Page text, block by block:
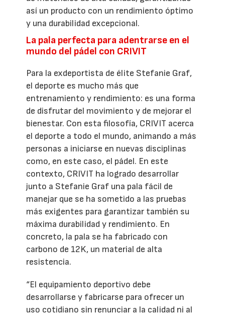
así un producto con un rendimiento óptimo
y una durabilidad excepcional.
La pala perfecta para adentrarse en el
mundo del pádel con CRIVIT
Para la exdeportista de élite Stefanie Graf,
el deporte es mucho más que
entrenamiento y rendimiento: es una forma
de disfrutar del movimiento y de mejorar el
bienestar. Con esta filosofía, CRIVIT acerca
el deporte a todo el mundo, animando a más
personas a iniciarse en nuevas disciplinas
como, en este caso, el pádel. En este
contexto, CRIVIT ha logrado desarrollar
junto a Stefanie Graf una pala fácil de
manejar que se ha sometido a las pruebas
más exigentes para garantizar también su
máxima durabilidad y rendimiento. En
concreto, la pala se ha fabricado con
carbono de 12K, un material de alta
resistencia.
“El equipamiento deportivo debe
desarrollarse y fabricarse para ofrecer un
uso cotidiano sin renunciar a la calidad ni al